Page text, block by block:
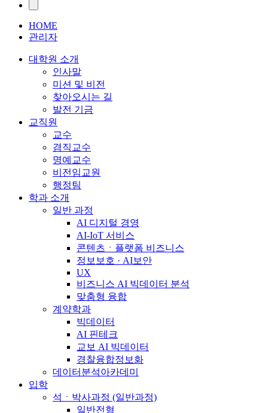
HOME
관리자
대학원 소개
인사말
미션 및 비전
찾아오시는 길
발전 기금
교직원
교수
겸직교수
명예교수
비전임교원
행정팀
학과 소개
일반 과정
AI 디지털 경영
AI-IoT 서비스
콘텐츠ㆍ플랫폼 비즈니스
정보보호 · AI보안
UX
비즈니스 AI 빅데이터 분석
맞춤형 융합
계약학과
빅데이터
AI 핀테크
교보 AI 빅데이터
경찰융합정보화
데이터분석아카데미
입학
석ㆍ박사과정 (일반과정)
일반전형